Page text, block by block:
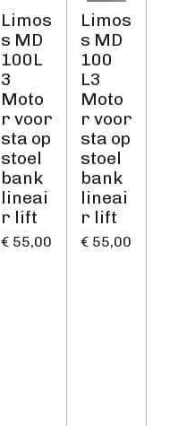
Limos
s MD
100L
3
Moto
r voor
sta op
stoel
bank
lineai
r lift
€ 55,00
Limos
s MD
100
L3
Moto
r voor
sta op
stoel
bank
lineai
r lift
€ 55,00